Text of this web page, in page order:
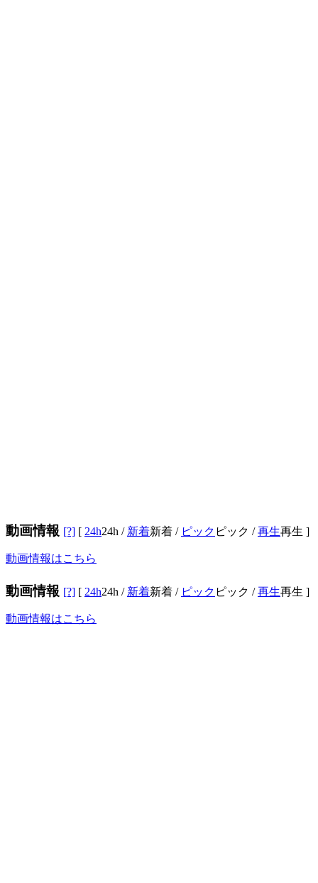
動画情報 [?] [ 24h24h / 新着新着 / ピック ピック /再生再生 ]
動画情報はこちら
動画情報 [?] [ 24h24h / 新着新着 / ピック ピック /再生再生 ]
動画情報はこちら